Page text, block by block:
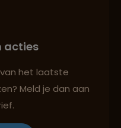
reisadvies
cultuur en milieu
acties
het laatste
Meld je dan aan